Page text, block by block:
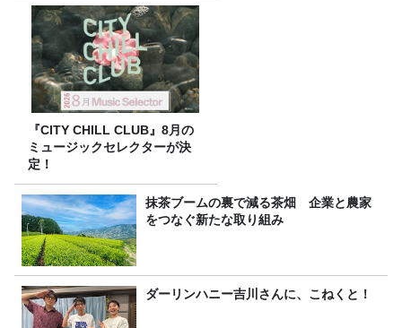
『CITY CHILL CLUB』8月の
ミュージックセレクターが決
定！
抹茶ブームの裏で減る茶畑 企業と農家
をつなぐ新たな取り組み
ダーリンハニー吉川さんに、こねくと！